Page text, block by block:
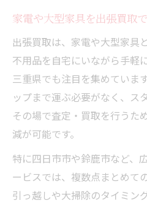
家電や大型家具を出張買取
出張買取は、家電や大型家具
不用品を自宅にいながら手軽
三重県でも注目を集めていま
ップまで運ぶ必要がなく、ス
その場で査定・買取を行うた
減が可能です。
特に四日市市や鈴鹿市など、
ービスでは、複数点まとめて
引っ越しや大掃除のタイミン